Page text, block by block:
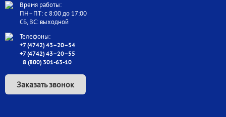
Время работы:
ПН–ПТ: с 8:00 до 17:00
СБ, ВС: выходной
Телефоны:
+7 (4742) 43–20–54
+7 (4742) 43–20–55
8 (800) 301-63-10
Заказать звонок